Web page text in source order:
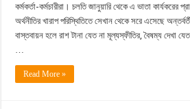
কর্মকর্তা-কর্মচারীরা। চলতি জানুয়ারি থেকে এ ভাতা কার্যকরের
অর্থনীতির খারাপ পরিস্থিতিতে সেখান থেকে সরে এসেছে
বাস্তবায়ন হলে রাশ টানা যেত না মূল্যস্ফীতির, বৈষম্য দেখা
Read More »